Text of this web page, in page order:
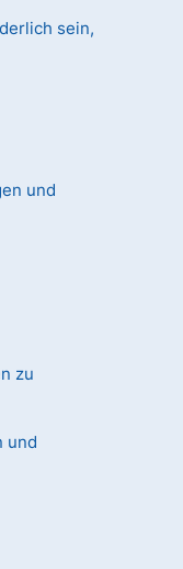
sein,
und
zu
und